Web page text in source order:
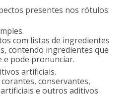
presentes nos rótulos:
com listas de ingredientes
contendo ingredientes que
e pode pronunciar.
artificiais.
conservantes,
e outros aditivos